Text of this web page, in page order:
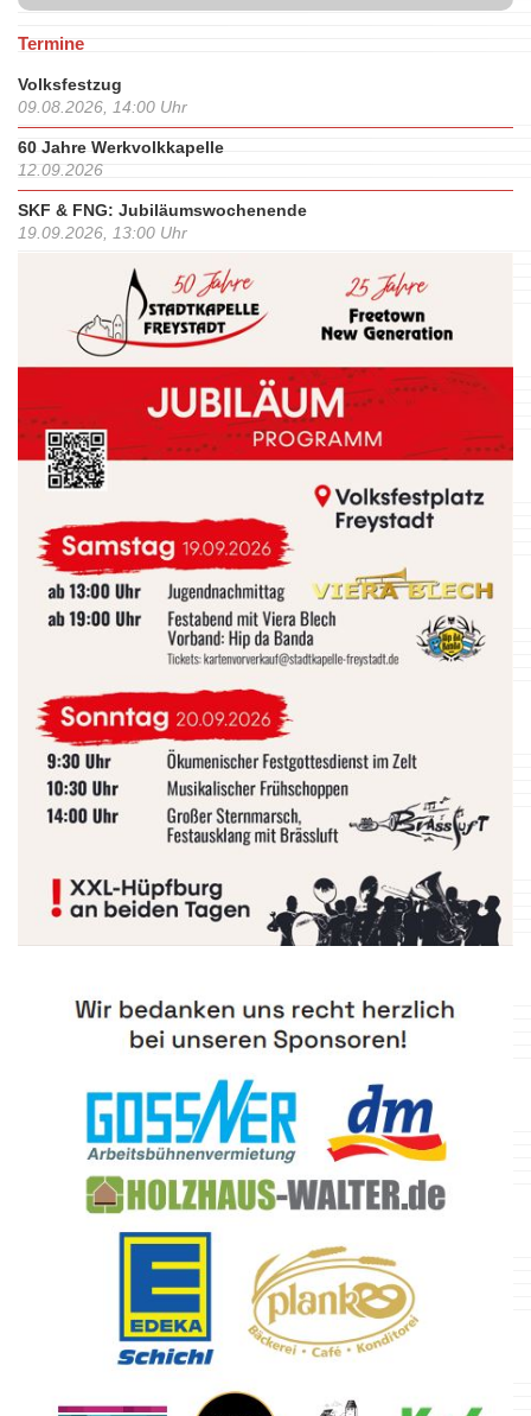
Termine
Volksfestzug
09.08.2026, 14:00 Uhr
60 Jahre Werkvolkkapelle
12.09.2026
SKF & FNG: Jubiläumswochenende
19.09.2026, 13:00 Uhr